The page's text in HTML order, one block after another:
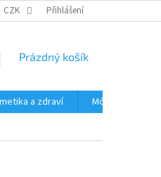
ČASTÉ DOTAZY A
CZK Přihlášení
NÁKUPNÍ
Prázdný košík
a zdraví Móda